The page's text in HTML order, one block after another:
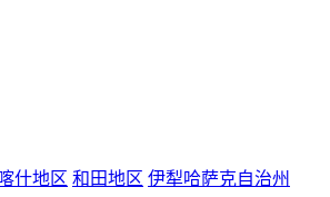
喀什地区 和田地区 伊犁哈萨克自治州